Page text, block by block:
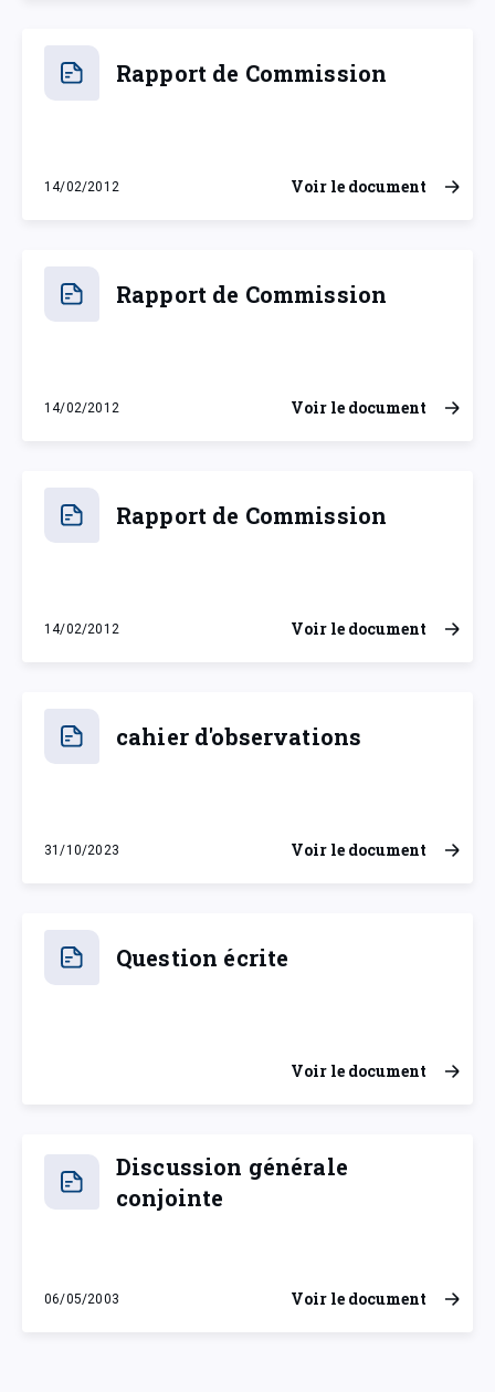
Rapport de Commission
14/02/2012
mardi 14 février 2012
Voir le document
Rapport de Commission
14/02/2012
mardi 14 février 2012
Voir le document
Rapport de Commission
14/02/2012
mardi 14 février 2012
Voir le document
cahier d'observations
31/10/2023
mardi 31 octobre 2023
Voir le document
Question écrite
Voir le document
Discussion générale
conjointe
06/05/2003
mardi 6 mai 2003
Voir le document